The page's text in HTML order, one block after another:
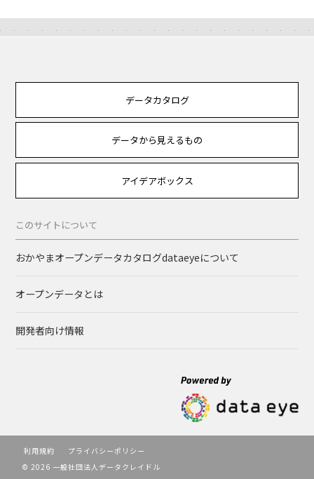
データカタログ
データから見えるもの
アイデアボックス
このサイトについて
おかやまオープンデータカタログdataeyeについて
オープンデータとは
開発者向け情報
利用規約
プライバシーポリシー
© 2026 一般社団法人データクレイドル